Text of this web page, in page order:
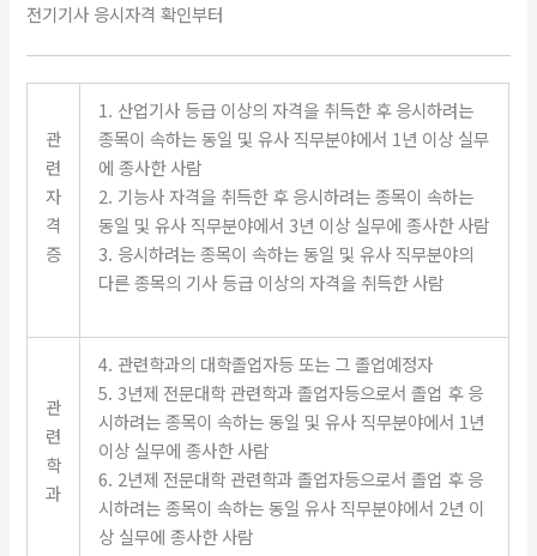
전기기사 응시자격 확인부터
관
련
자
격
증
1. 산업기사 등급 이상의 자격을 취득한 후 응시하려는
종목이 속하는 동일 및 유사 직무분야에서 1년 이상 실무
에 종사한 사람
2. 기능사 자격을 취득한 후 응시하려는 종목이 속하는
동일 및 유사 직무분야에서 3년 이상 실무에 종사한 사람
3. 응시하려는 종목이 속하는 동일 및 유사 직무분야의
다른 종목의 기사 등급 이상의 자격을 취득한 사람
관
련
학
과
4. 관련학과의 대학졸업자등 또는 그 졸업예정자
5. 3년제 전문대학 관련학과 졸업자등으로서 졸업 후 응
시하려는 종목이 속하는 동일 및 유사 직무분야에서 1년
이상 실무에 종사한 사람
6. 2년제 전문대학 관련학과 졸업자등으로서 졸업 후 응
시하려는 종목이 속하는 동일 유사 직무분야에서 2년 이
상 실무에 종사한 사람